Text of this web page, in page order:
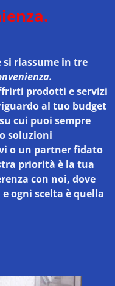
si riassume in tre
prodotti e servizi
al tuo budget
cui puoi sempre
soluzioni
o un partner fidato
priorità è la tua
con noi, dove
ogni scelta è quella